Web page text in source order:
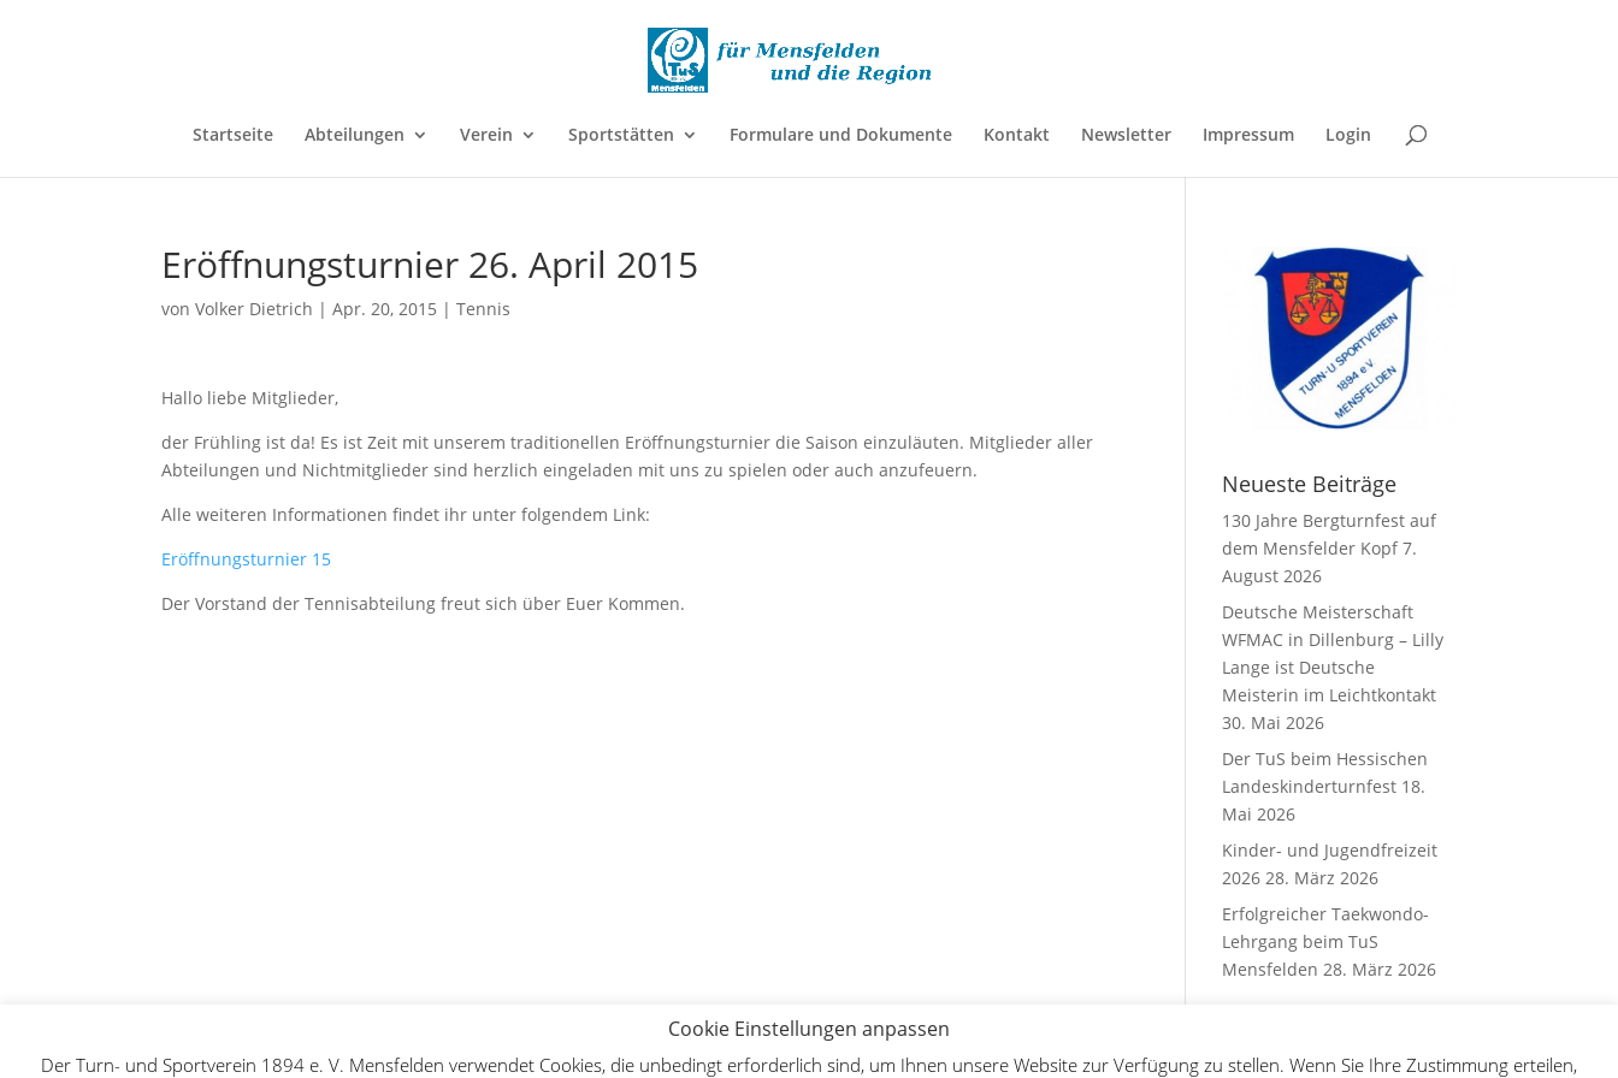
Startseite Abteilungen Verein Sportstätten Formulare und Dokumente Kontakt Newsletter Impressum Login
Eröffnungsturnier 26. April 2015
vonVolker Dietrich |Apr. 20, 2015 |Tennis
Hallo liebe Mitglieder,
der Frühling ist da! Es ist Zeit mit unserem traditionellen Eröffnungsturnier die Saison einzuläuten. Mitglieder aller
Abteilungen und Nichtmitglieder sind herzlich eingeladen mit uns zu spielen oder auch anzufeuern.
Alle weiteren Informationen findet ihr unter folgendem Link:
Eröffnungsturnier 15
Der Vorstand der Tennisabteilung freut sich über Euer Kommen.
Neueste Beiträge
130 Jahre Bergturnfest auf
dem Mensfelder Kopf 7.
August 2026
Deutsche Meisterschaft
WFMAC in Dillenburg – Lilly
Lange ist Deutsche
Meisterin im Leichtkontakt
30. Mai 2026
Der TuS beim Hessischen
Landeskinderturnfest 18.
Mai 2026
Kinder- und Jugendfreizeit
2026 28. März 2026
Erfolgreicher Taekwondo-
Lehrgang beim TuS
Mensfelden 28. März 2026
Cookie Einstellungen anpassen
Der Turn- und Sportverein 1894 e. V. Mensfelden verwendet Cookies, die unbedingt erforderlich sind, um Ihnen unsere Website zur Verfügung zu stellen. Wenn Sie Ihre Zustimmung erteilen,